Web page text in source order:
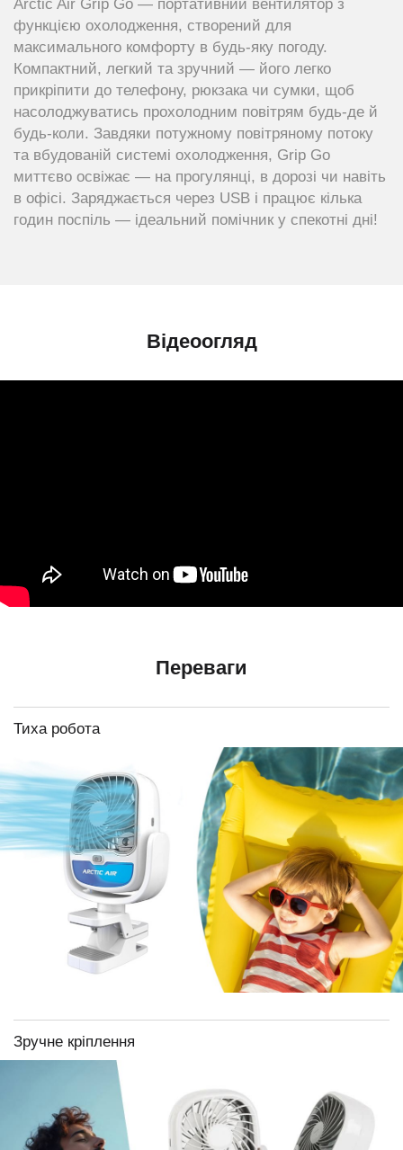
Arctic Air Grip Go — портативний вентилятор з
функцією охолодження, створений для
максимального комфорту в будь-яку погоду.
Компактний, легкий та зручний — його легко
прикріпити до телефону, рюкзака чи сумки, щоб
насолоджуватись прохолодним повітрям будь-де й
будь-коли. Завдяки потужному повітряному потоку
та вбудованій системі охолодження, Grip Go
миттєво освіжає — на прогулянці, в дорозі чи навіть
в офісі. Заряджається через USB і працює кілька
годин поспіль — ідеальний помічник у спекотні дні!
Відеоогляд
Переваги
Тиха робота
Зручне кріплення